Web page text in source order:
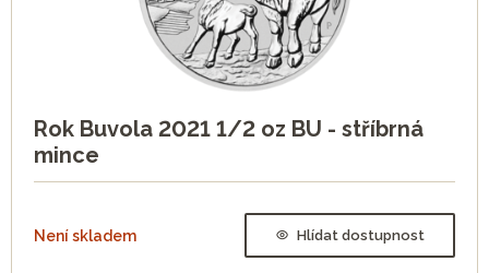
10. mince - Rok Kohouta 2029
11. mince - Rok Psa 2030
12. mince - Rok Vepře 2031
Rok Buvola 2021 1/2 oz BU - stříbrná
mince
Není skladem Hlídat dostupnost